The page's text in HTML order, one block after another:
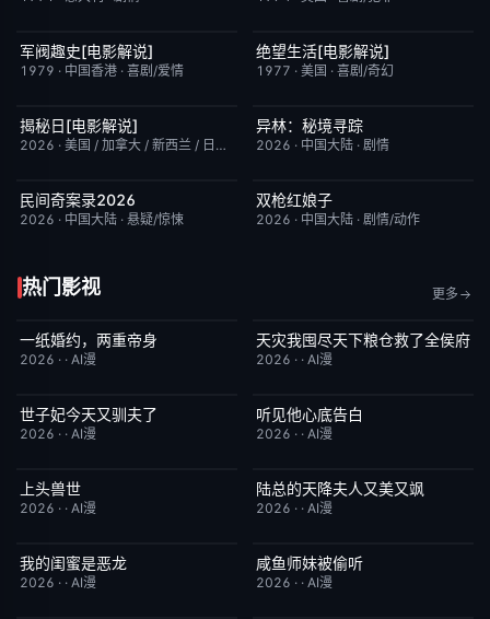
已完结
军阀趣史[电影解说]
1979 · 中国香港 · 喜剧/爱情
已完结
绝望生活[电影解说]
1977 · 美国 · 喜剧/奇幻
已完结
揭秘日[电影解说]
2026 · 美国 / 加拿大 / 新西兰 / 日本 剧情/科幻
今日更新
异林：秘境寻踪
2026 · 中国大陆 · 剧情
更新至下集
民间奇案录2026
2026 · 中国大陆 · 悬疑/惊悚
今日更新
双枪红娘子
2026 · 中国大陆 · 剧情/动作
热门影视 更多
完结
一纸婚约，两重帝身
2026 · · AI漫
完结 2.0
天灾我囤尽天下粮仓救了全侯府
2026 · · AI漫
完结
世子妃今天又驯夫了
2026 · · AI漫
完结
听见他心底告白
2026 · · AI漫
完结
上头兽世
2026 · · AI漫
完结
陆总的天降夫人又美又飒
2026 · · AI漫
完结
我的闺蜜是恶龙
2026 · · AI漫
完结
咸鱼师妹被偷听
2026 · · AI漫